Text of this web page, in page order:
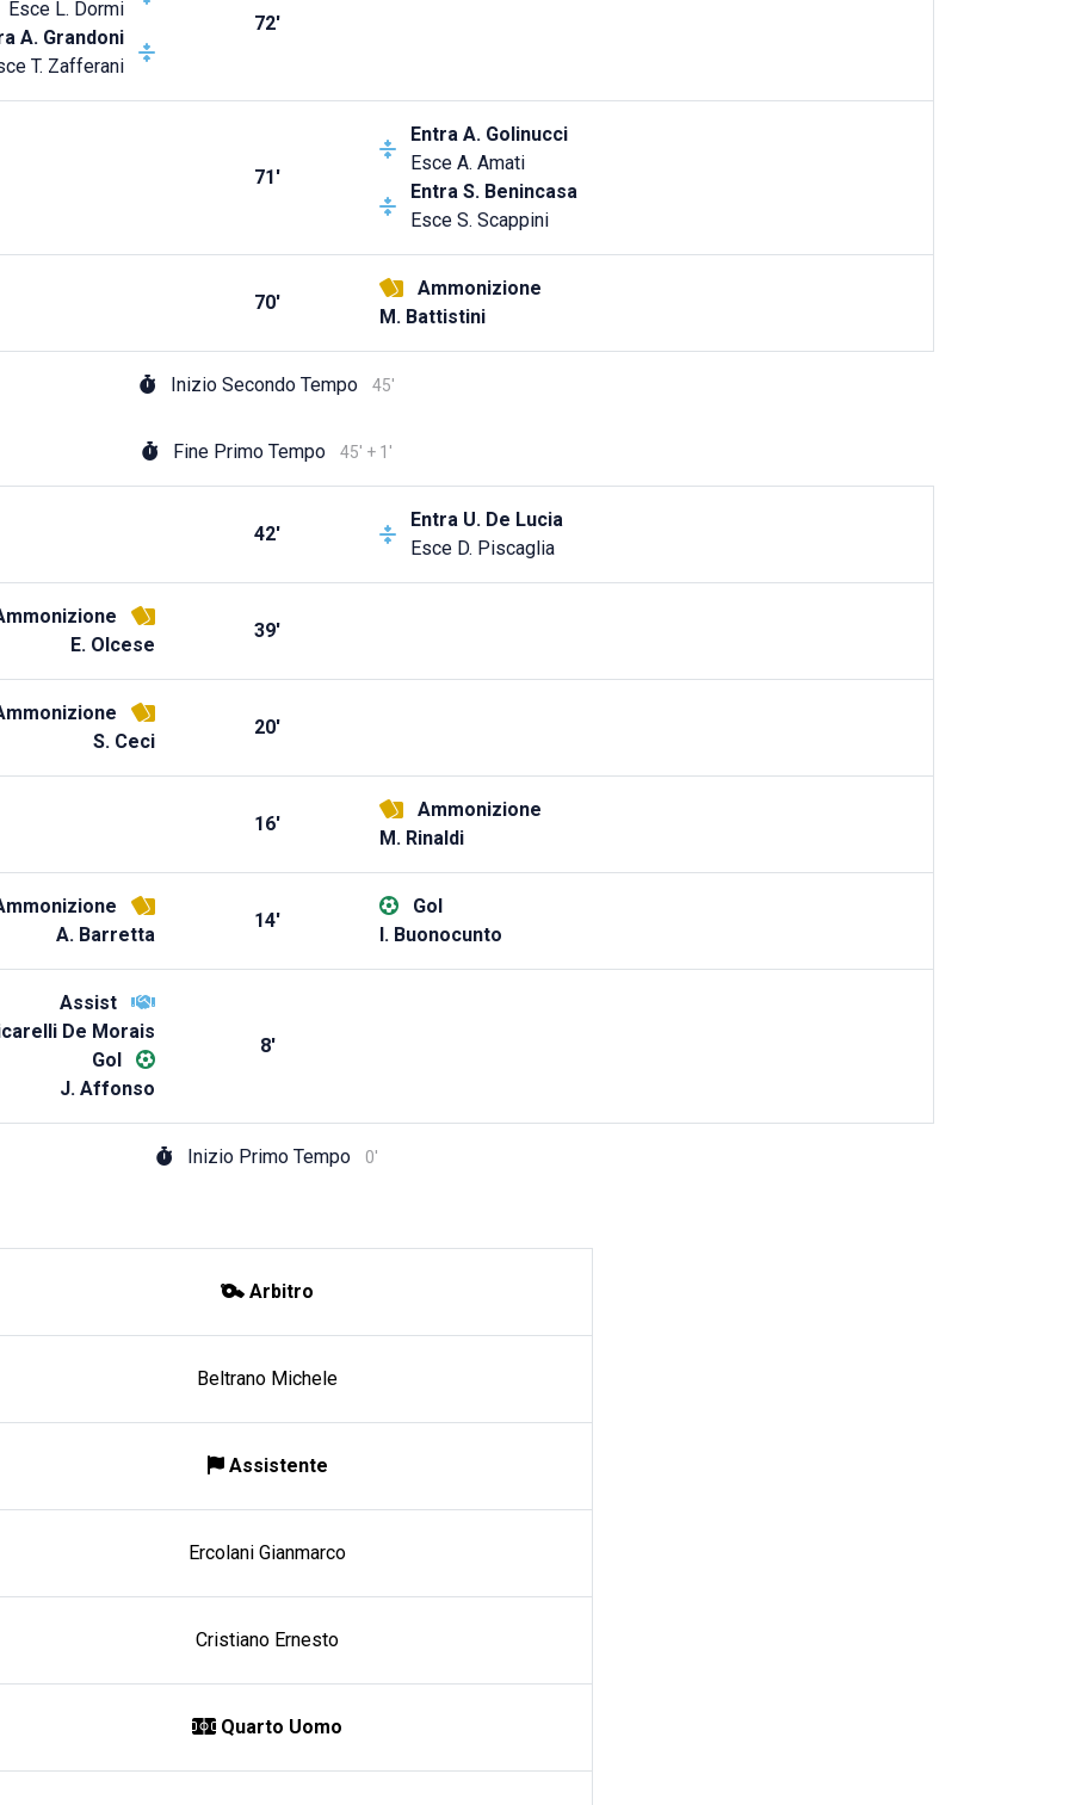
Esce L. Dormi
A. Grandoni
T. Zafferani
72'
71'
Entra A. Golinucci
Esce A. Amati
Entra S. Benincasa
Esce S. Scappini
70'
Ammonizione
M. Battistini
Inizio Secondo Tempo 45'
Fine Primo Tempo 45' + 1'
42'
Entra U. De Lucia
Esce D. Piscaglia
E. Olcese
39'
S. Ceci
20'
16'
Ammonizione
M. Rinaldi
A. Barretta
14'
Gol
I. Buonocunto
Assist
De Morais
Gol
J. Affonso
8'
Inizio Primo Tempo 0'
Arbitro
Beltrano Michele
Assistente
Ercolani Gianmarco
Cristiano Ernesto
Quarto Uomo